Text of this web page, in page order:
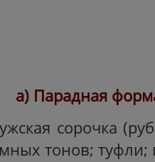
а) Парадная
сорочка
тонов; туфли;